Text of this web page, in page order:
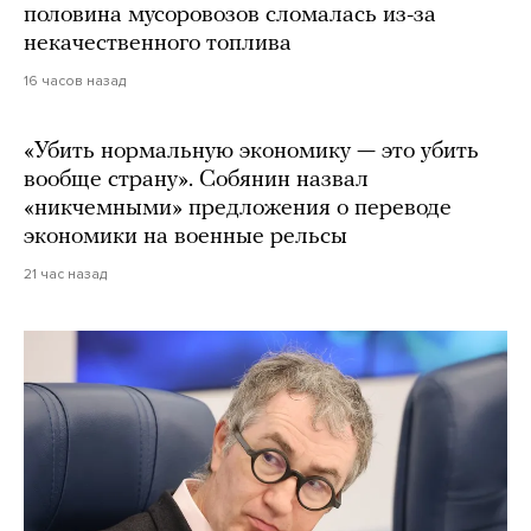
половина мусоровозов сломалась из-за
некачественного топлива
16 часов назад
«Убить нормальную экономику — это убить
вообще страну». Собянин назвал
«никчемными» предложения о переводе
экономики на военные рельсы
21 час назад